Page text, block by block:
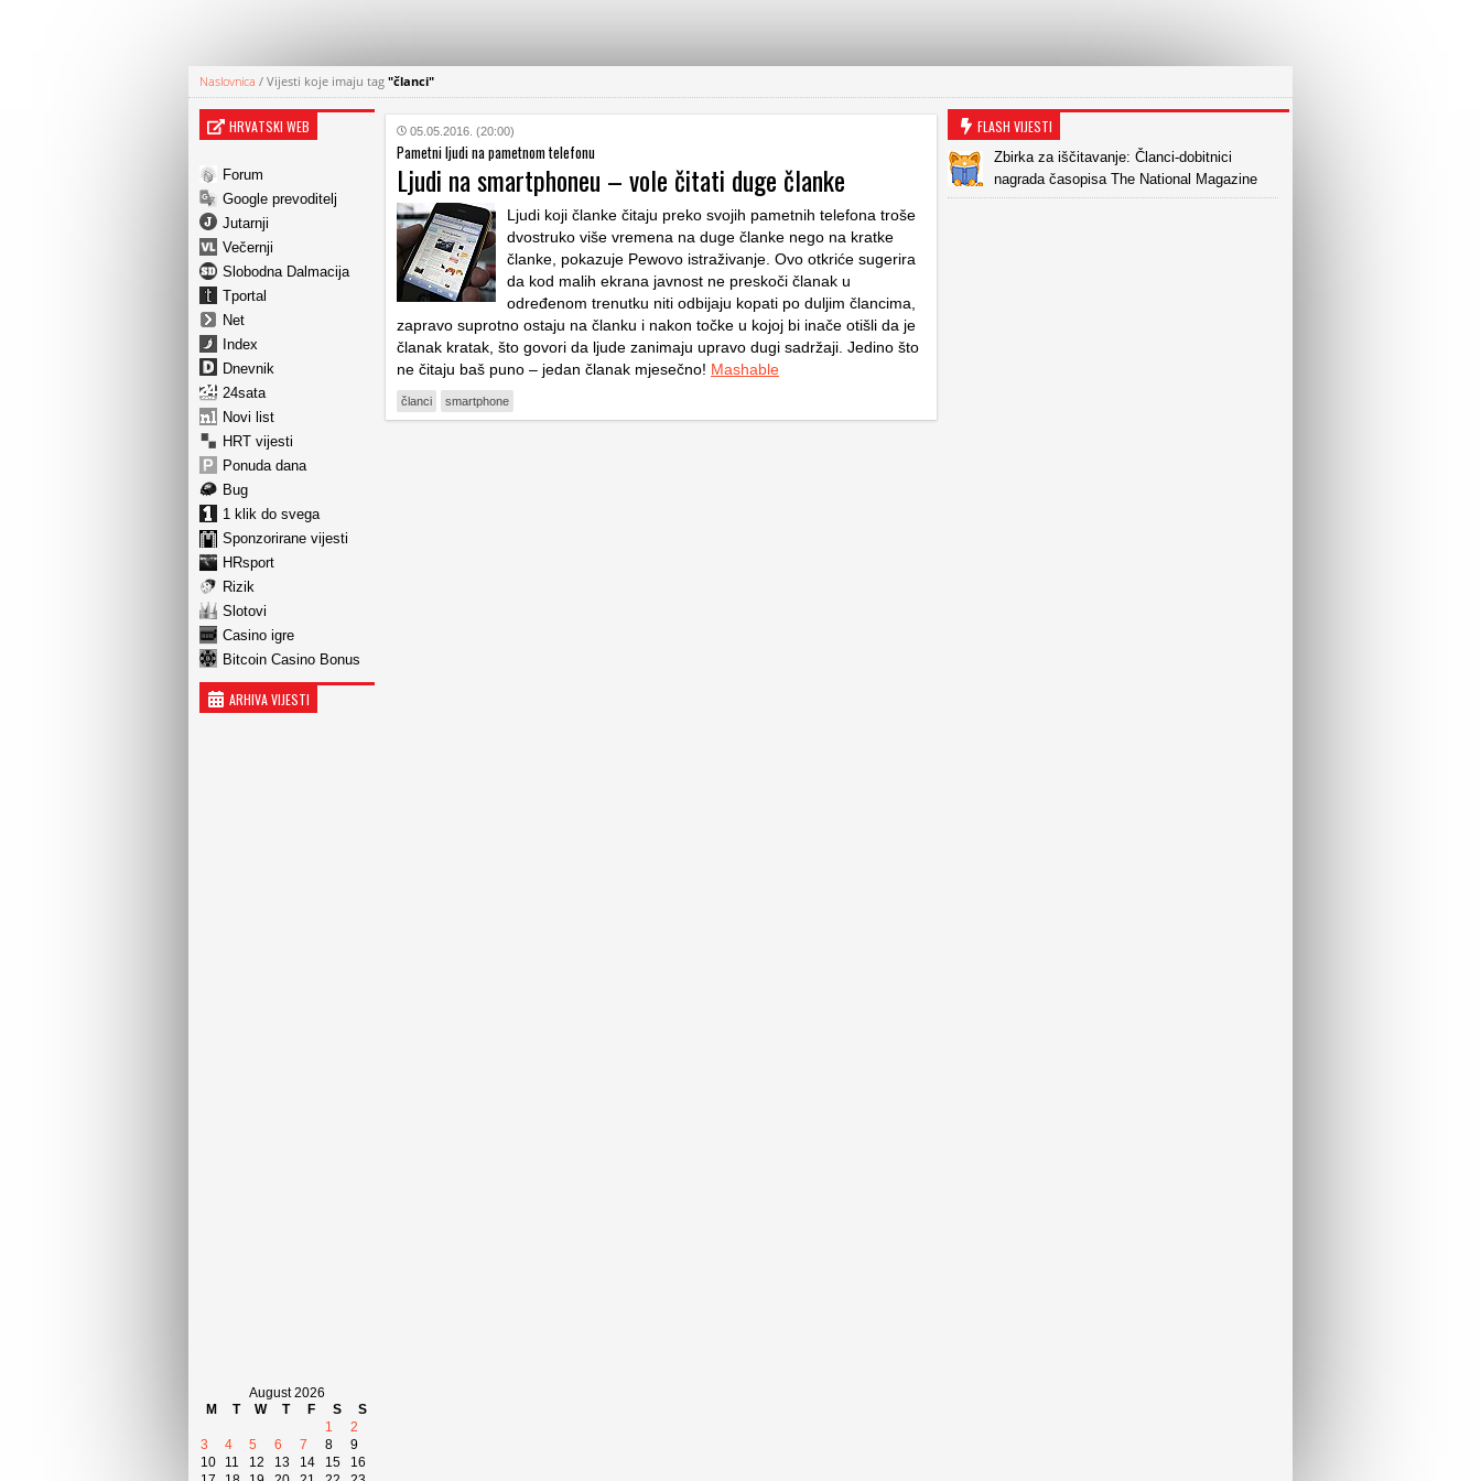
Naslovnica / Vijesti koje imaju tag "članci"
HRVATSKI WEB
Forum
Google prevoditelj
Jutarnji
Večernji
Slobodna Dalmacija
Tportal
Net
Index
Dnevnik
24sata
Novi list
HRT vijesti
Ponuda dana
Bug
1 klik do svega
Sponzorirane vijesti
HRsport
Rizik
Slotovi
Casino igre
Bitcoin Casino Bonus
ARHIVA VIJESTI
August 2026
M
T W T F S
S
1
2
3
4 5 6 7 8
9
10
11 12 13 14 15
16
05.05.2016. (20:00)
Pametni ljudi na pametnom telefonu
Ljudi na smartphoneu – vole čitati duge članke
Ljudi koji članke čitaju preko svojih pametnih telefona troše
dvostruko više vremena na duge članke nego na kratke
članke, pokazuje Pewovo istraživanje. Ovo otkriće sugerira
da kod malih ekrana javnost ne preskoči članak u
određenom trenutku niti odbijaju kopati po duljim člancima,
zapravo suprotno ostaju na članku i nakon točke u kojoj bi inače otišli da je
članak kratak, što govori da ljude zanimaju upravo dugi sadržaji. Jedino što
ne čitaju baš puno – jedan članak mjesečno! Mashable
članci smartphone
FLASH VIJESTI
Zbirka za iščitavanje: Članci-dobitnici
nagrada časopisa The National Magazine